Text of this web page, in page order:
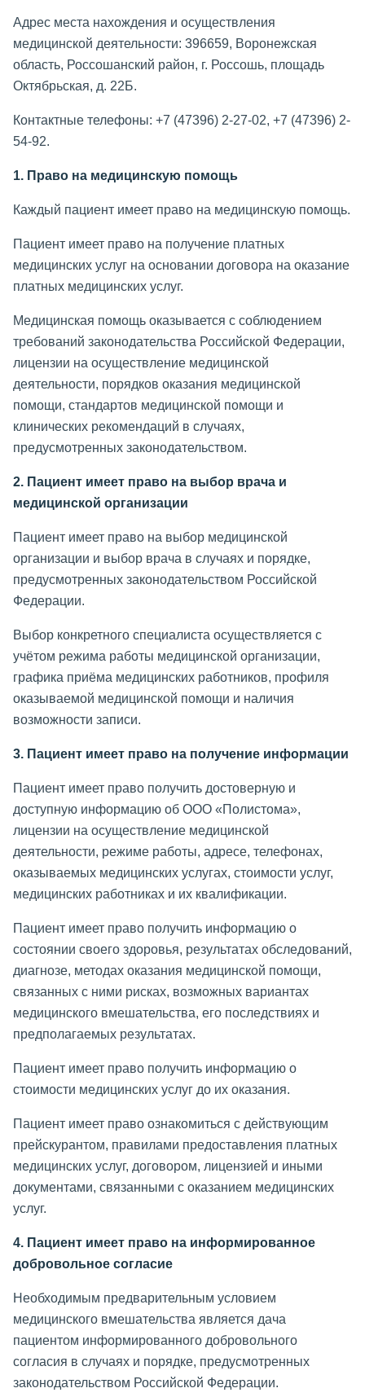
Адрес места нахождения и осуществления
медицинской деятельности: 396659, Воронежская
область, Россошанский район, г. Россошь, площадь
Октябрьская, д. 22Б.
Контактные телефоны: +7 (47396) 2-27-02, +7 (47396) 2-
54-92.
1. Право на медицинскую помощь
Каждый пациент имеет право на медицинскую помощь.
Пациент имеет право на получение платных
медицинских услуг на основании договора на оказание
платных медицинских услуг.
Медицинская помощь оказывается с соблюдением
требований законодательства Российской Федерации,
лицензии на осуществление медицинской
деятельности, порядков оказания медицинской
помощи, стандартов медицинской помощи и
клинических рекомендаций в случаях,
предусмотренных законодательством.
2. Пациент имеет право на выбор врача и
медицинской организации
Пациент имеет право на выбор медицинской
организации и выбор врача в случаях и порядке,
предусмотренных законодательством Российской
Федерации.
Выбор конкретного специалиста осуществляется с
учётом режима работы медицинской организации,
графика приёма медицинских работников, профиля
оказываемой медицинской помощи и наличия
возможности записи.
3. Пациент имеет право на получение информации
Пациент имеет право получить достоверную и
доступную информацию об ООО «Полистома»,
лицензии на осуществление медицинской
деятельности, режиме работы, адресе, телефонах,
оказываемых медицинских услугах, стоимости услуг,
медицинских работниках и их квалификации.
Пациент имеет право получить информацию о
состоянии своего здоровья, результатах обследований,
диагнозе, методах оказания медицинской помощи,
связанных с ними рисках, возможных вариантах
медицинского вмешательства, его последствиях и
предполагаемых результатах.
Пациент имеет право получить информацию о
стоимости медицинских услуг до их оказания.
Пациент имеет право ознакомиться с действующим
прейскурантом, правилами предоставления платных
медицинских услуг, договором, лицензией и иными
документами, связанными с оказанием медицинских
услуг.
4. Пациент имеет право на информированное
добровольное согласие
Необходимым предварительным условием
медицинского вмешательства является дача
пациентом информированного добровольного
согласия в случаях и порядке, предусмотренных
законодательством Российской Федерации.